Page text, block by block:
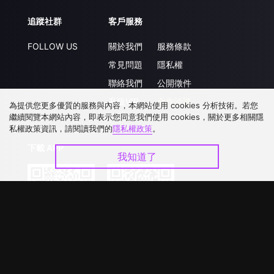
追蹤社群
FOLLOW US
客戶服務
關於我們
常見問題
聯絡我們
升級VIP
服務條款
隱私權
公開徵件
合作洽談
下載 APP
為提供您更多優質的服務與內容，本網站使用 cookies 分析技術。若您
繼續閱覽本網站內容，即表示您同意我們使用 cookies，關於更多相關隱
私權政策資訊，請閱讀我們的隱私權政策。
我知道了